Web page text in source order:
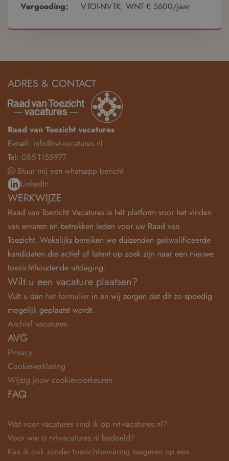
Vergoeding:
VTOI-NVTK, WNT € 5600/jaar
ADRES & CONTACT
Raad van Toezicht vacatures
E-mail: info@rvt-vacatures.nl
Tel: 085-1155977
Stuur mij een whatsapp bericht
LinkedIn
WERKWIJZE
Raad van Toezicht Vacatures is hét platform voor het vinden
van ervaren en betrokken leden voor uw Raad van
Toezicht. Wekelijks bereiken we duizenden gekwalificeerde
kandidaten die actief of latent op zoek zijn naar een nieuwe
toezichthoudende uitdaging.
Wilt u een vacature plaatsen?
Vult u dan het formulier in en wij zorgen dat dit zo spoedig
mogelijk geplaatst wordt.
Archief vacatures
AVG
Privacy
Cookieverklaring
Wijzig jouw cookievoorkeuren
FAQ
Wat voor vacatures vind ik op rvt-vacatures.nl?
Voor wie is rvt-vacatures.nl bedoeld?
Kan ik ook zonder toezichtservaring reageren op een